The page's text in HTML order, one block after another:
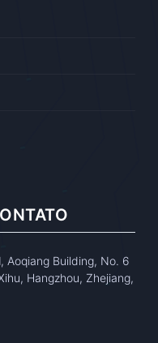
Aoqiang Building, No. 6
Hangzhou, Zhejiang,